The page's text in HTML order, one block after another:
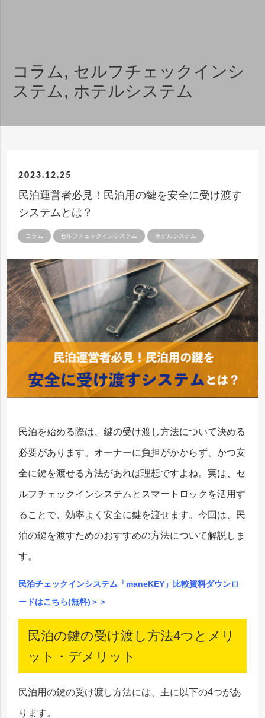
コラム, セルフチェックインシ
ステム, ホテルシステム
2023.12.25
民泊運営者必見！民泊用の鍵を安全に受け渡す
システムとは？
コラム セルフチェックインシステム ホテルシステム
民泊を始める際は、鍵の受け渡し方法について決める
必要があります。オーナーに負担がかからず、かつ安
全に鍵を渡せる方法があれば理想ですよね。実は、セ
ルフチェックインシステムとスマートロックを活用す
ることで、効率よく安全に鍵を渡せます。今回は、民
泊の鍵を渡すためのおすすめの方法について解説しま
す。
民泊チェックインシステム「maneKEY」比較資料ダウンロ
ードはこちら(無料)＞＞
民泊の鍵の受け渡し方法4つとメリ
ット・デメリット
民泊用の鍵の受け渡し方法には、主に以下の4つがあ
ります。